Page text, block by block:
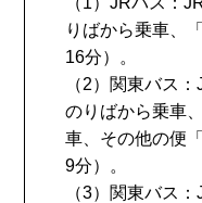
りばから乗車、
16分）。
（2）関東バス
のりばから乗車
車、その他の便
9分）。
（3）関東バス